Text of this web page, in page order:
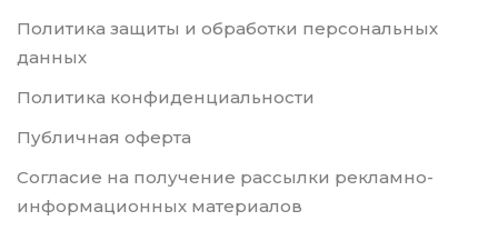
Политика защиты и обработки персональных
данных
Политика конфиденциальности
Публичная оферта
Согласие на получение рассылки рекламно-
информационных материалов